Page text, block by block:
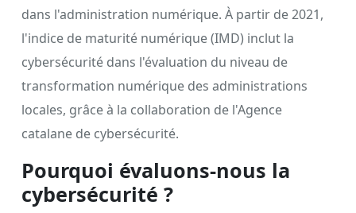
dans l'administration numérique. À partir de 2021,
l'indice de maturité numérique (IMD) inclut la
cybersécurité dans l'évaluation du niveau de
transformation numérique des administrations
locales, grâce à la collaboration de l'Agence
catalane de cybersécurité.
Pourquoi évaluons-nous la
cybersécurité ?